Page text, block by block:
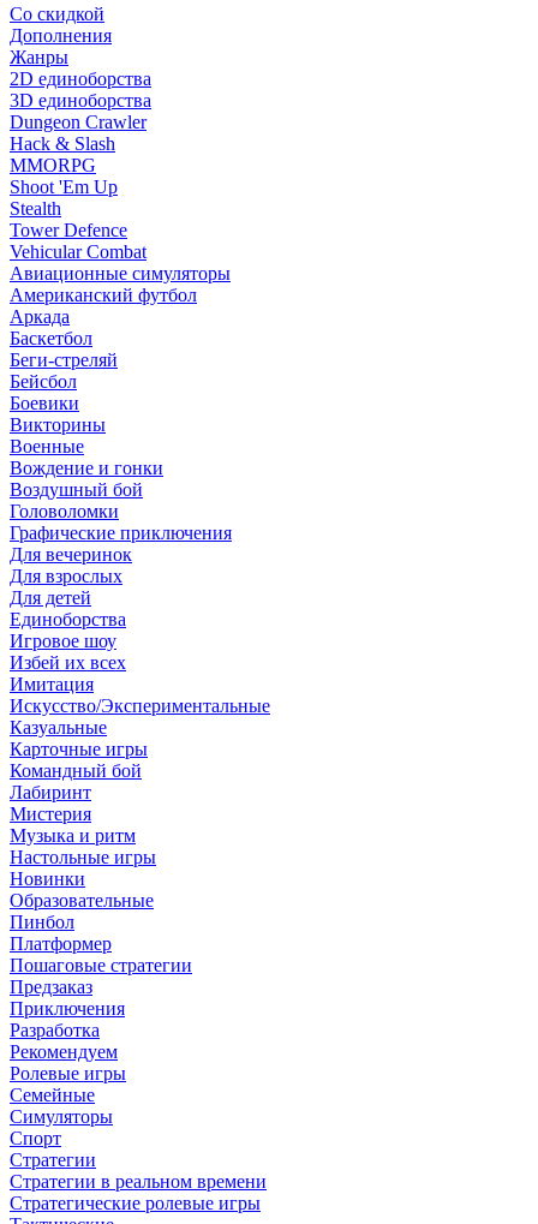
Со скидкой
Дополнения
Жанры
2D единоборства
3D единоборства
Dungeon Crawler
Hack & Slash
MMORPG
Shoot 'Em Up
Stealth
Tower Defence
Vehicular Combat
Авиационные симуляторы
Американский футбол
Аркада
Баскетбол
Беги-стреляй
Бейсбол
Боевики
Викторины
Военные
Вождение и гонки
Воздушный бой
Головоломки
Графические приключения
Для вечеринок
Для взрослых
Для детей
Единоборства
Игровое шоу
Избей их всех
Имитация
Искусство/Экспериментальные
Казуальные
Карточные игры
Командный бой
Лабиринт
Мистерия
Музыка и ритм
Настольные игры
Новинки
Образовательные
Пинбол
Платформер
Пошаговые стратегии
Предзаказ
Приключения
Разработка
Рекомендуем
Ролевые игры
Семейные
Симуляторы
Спорт
Стратегии
Стратегии в реальном времени
Стратегические ролевые игры